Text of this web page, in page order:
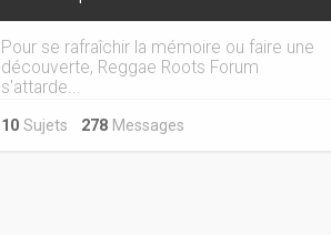
Pour se rafraîchir la mémoire ou faire une
découverte, Reggae Roots Forum
s'attarde...
10 Sujets 278 Messages